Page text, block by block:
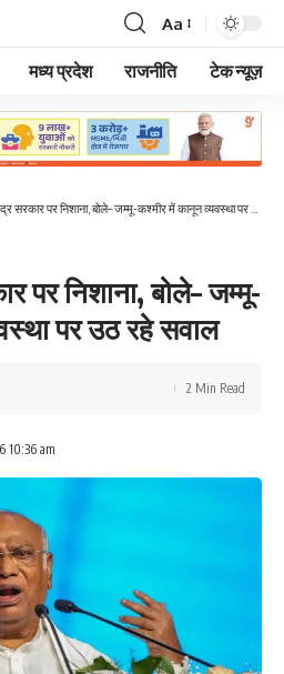
Font
Resizer
Aa
मध्य प्रदेश राजनीति टेक न्यूज़
पर निशाना, बोले– जम्मू-कश्मीर में कानून व्यवस्था पर उठ रहे सवाल
पर निशाना, बोले– जम्मू-
पर उठ रहे सवाल
10:36 am
2 Min Read